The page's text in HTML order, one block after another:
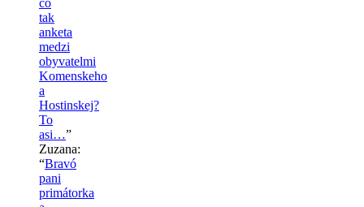
tak
anketa
medzi
obyvatelmi
Komenskeho
a
Hostinskej?
To
asi…”
Zuzana:
“Bravó
pani
primátorka